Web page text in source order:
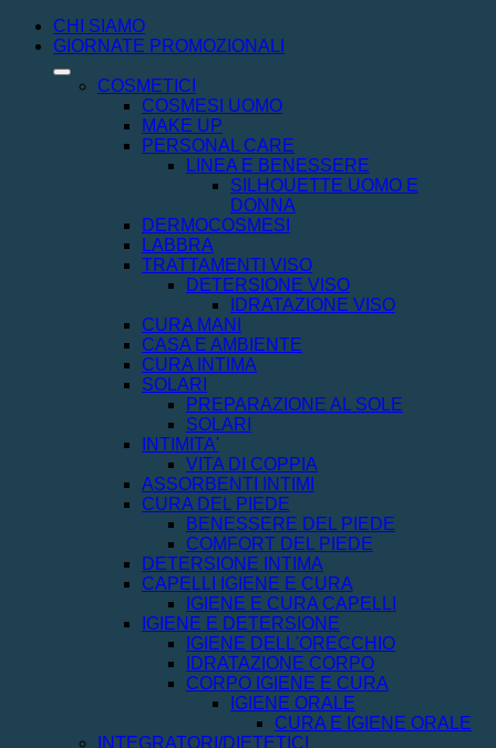
CHI SIAMO
GIORNATE PROMOZIONALI
COSMETICI
COSMESI UOMO
MAKE UP
PERSONAL CARE
LINEA E BENESSERE
SILHOUETTE UOMO E
DONNA
DERMOCOSMESI
LABBRA
TRATTAMENTI VISO
DETERSIONE VISO
IDRATAZIONE VISO
CURA MANI
CASA E AMBIENTE
CURA INTIMA
SOLARI
PREPARAZIONE AL SOLE
SOLARI
INTIMITA'
VITA DI COPPIA
ASSORBENTI INTIMI
CURA DEL PIEDE
BENESSERE DEL PIEDE
COMFORT DEL PIEDE
DETERSIONE INTIMA
CAPELLI IGIENE E CURA
IGIENE E CURA CAPELLI
IGIENE E DETERSIONE
IGIENE DELL'ORECCHIO
IDRATAZIONE CORPO
CORPO IGIENE E CURA
IGIENE ORALE
CURA E IGIENE ORALE
INTEGRATORI/DIETETICI